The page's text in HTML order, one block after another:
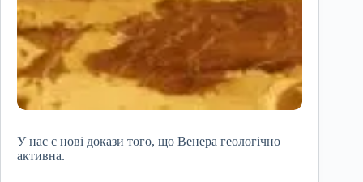
У нас є нові докази того, що Венера геологічно
активна.